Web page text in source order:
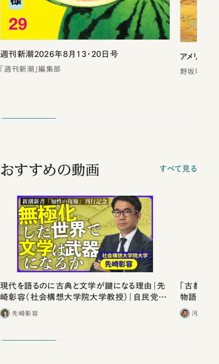
週刊新潮2026年8月13・20日号
「週刊新潮」編集部
アメリカひ
野坂昭如／
おすすめの動画 すべて見る
現代を語るのに古典と文学が鍵になる理由｜先
崎彰容（社会構想大学院大学教授）｜自民党が
「保守」してきた国が変わりつつある時に考える
べきこと
先崎彰容
「古都」
物語」に
河野有